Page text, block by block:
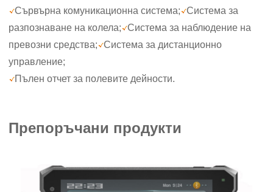
Сървърна комуникационна система;
Система за
разпознаване на колела;
Система за наблюдение на
превозни средства;
Система за дистанционно
управление;
Пълен отчет за полевите дейности.
Препоръчани продукти